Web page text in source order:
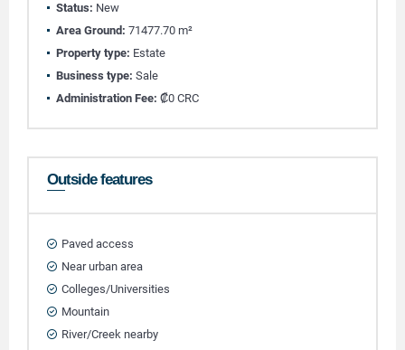
Status: New
Area Ground: 71477.70 m²
Property type: Estate
Business type: Sale
Administration Fee: ₡0 CRC
Outside features
Paved access
Near urban area
Colleges/Universities
Mountain
River/Creek nearby